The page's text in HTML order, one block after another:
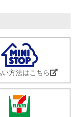
い方法はこちら